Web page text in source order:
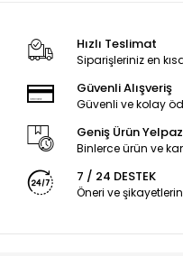
Hızlı Teslimat
Siparişleriniz en
Güvenli Alışveriş
Güvenli ve kolay
Geniş Ürün
Binlerce ürün ve
7 / 24 DESTEK
Öneri ve